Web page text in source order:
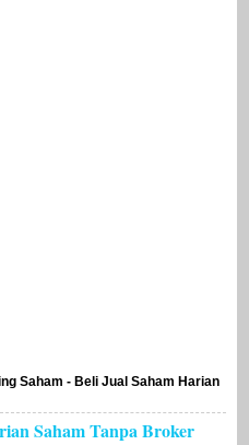
Saham - Beli Jual Saham Harian
Saham Tanpa Broker